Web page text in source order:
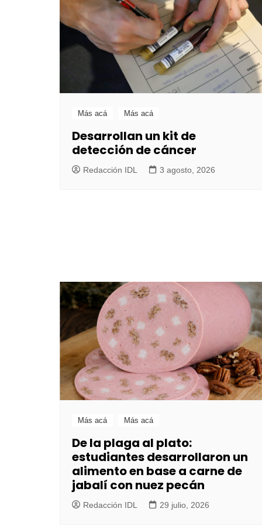
Más acá Más acá
Desarrollan un kit de
detección de cáncer
Redacción IDL 3 agosto, 2026
Más acá Más acá
De la plaga al plato:
estudiantes desarrollaron un
alimento en base a carne de
jabalí con nuez pecán
Redacción IDL 29 julio, 2026